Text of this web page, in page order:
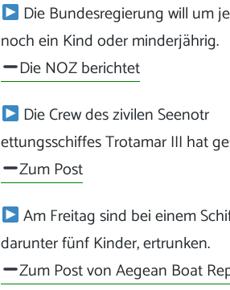
Die Bundesregierung will um
noch ein Kind oder minderjährig.
Die NOZ berichtet
Die Crew des zivilen Seenotr
ettungsschiffes Trotamar III hat
Zum Post
Am Freitag sind bei einem
darunter fünf Kinder, ertrunken.
Zum Post von Aegean Boat